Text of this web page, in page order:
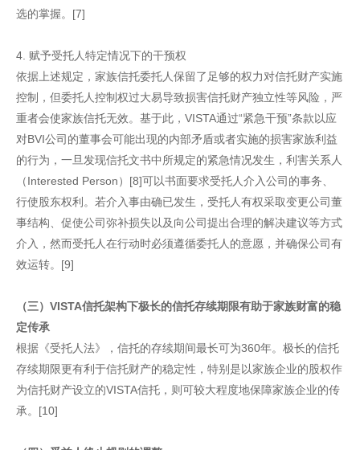
选的掌握。[7]
4. 赋予受托人特定情况下的干预权
依据上述规定，家族信托委托人保留了足够的权力对信托财产实施
控制，但委托人控制权过大易导致损害信托财产独立性等风险，严
重者会使家族信托无效。基于此，VISTA通过“紧急干预”条款以应
对BVI公司的董事会可能出现的内部矛盾或者实施的损害家族利益
的行为，一旦发现信托文书中所规定的紧急情况发生，利害关系人
（Interested Person）[8]可以书面要求受托人介入公司的事务、
行使股东权利。若介入事由确已发生，受托人有权采取变更公司董
事结构、促使公司弥补损失以及向公司提出合理的解决建议等方式
介入，然而受托人在行动时必须遵循委托人的意愿，并确保公司有
效运转。[9]
（三）VISTA信托架构下极长的信托存续期限有助于家族财富的稳
定传承
根据《受托人法》，信托的存续期间最长可为360年。极长的信托
存续期限更有利于信托财产的稳定性，特别是以家族企业的股权作
为信托财产设立的VISTA信托，则可较大程度地保障家族企业的传
承。[10]